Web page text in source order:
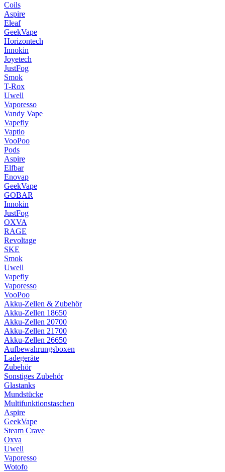
Coils
Aspire
Eleaf
GeekVape
Horizontech
Innokin
Joyetech
JustFog
Smok
T-Rox
Uwell
Vaporesso
Vandy Vape
Vapefly
Vaptio
VooPoo
Pods
Aspire
Elfbar
Enovap
GeekVape
GOBAR
Innokin
JustFog
OXVA
RAGE
Revoltage
SKE
Smok
Uwell
Vapefly
Vaporesso
VooPoo
Akku-Zellen & Zubehör
Akku-Zellen 18650
Akku-Zellen 20700
Akku-Zellen 21700
Akku-Zellen 26650
Aufbewahrungsboxen
Ladegeräte
Zubehör
Sonstiges Zubehör
Glastanks
Mundstücke
Multifunktionstaschen
Aspire
GeekVape
Steam Crave
Oxva
Uwell
Vaporesso
Wotofo